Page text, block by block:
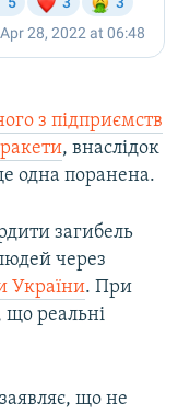
з підприємств
, внаслідок
одна поранена.
загибель
через
України. При
що реальні
що не